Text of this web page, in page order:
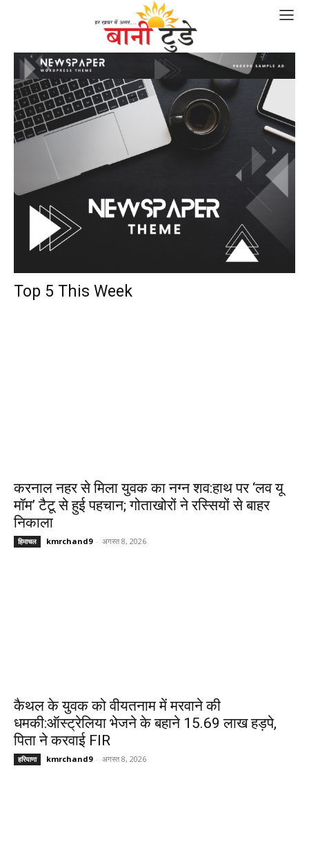
Top 5 This Week
करनाल नहर से मिला युवक का नग्न शव:हाथ पर ‘लव यू
मॉम’ टैटू से हुई पहचान; गोताखोरों ने रस्सियों से बाहर
निकाला
हिमाचल kmrchand9 - अगस्त 8, 2026
कैथल के युवक को वीयतनाम में मरवाने की
धमकी:ऑस्ट्रेलिया भेजने के बहाने 15.69 लाख हड़पे,
पिता ने करवाई FIR
हरियाणा kmrchand9 - अगस्त 8, 2026